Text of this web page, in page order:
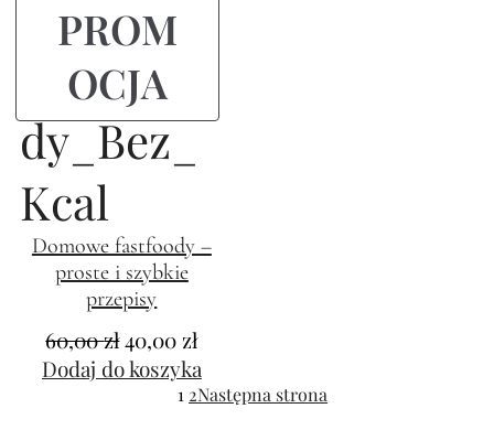
PROM
OCJA
Domowe fastfoody –
proste i szybkie
przepisy
60,00zł40,00 zł
Dodaj do koszyka
1 2Następna strona